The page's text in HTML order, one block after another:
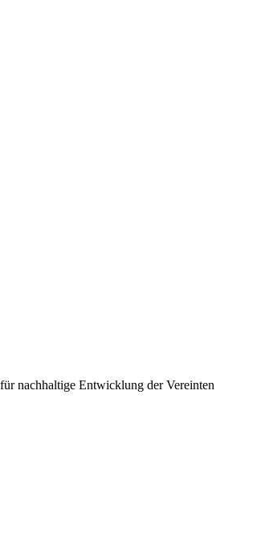
nachhaltige Entwicklung der Vereinten